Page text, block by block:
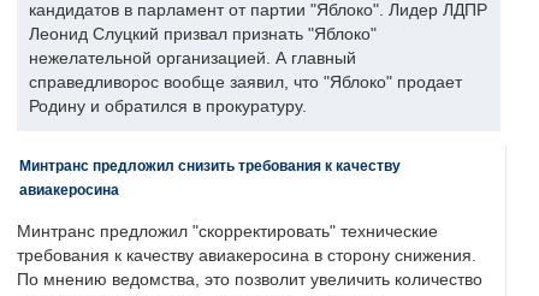
кандидатов в парламент от партии "Яблоко". Лидер ЛДПР
Леонид Слуцкий призвал признать "Яблоко"
нежелательной организацией. А главный
справедливорос вообще заявил, что "Яблоко" продает
Родину и обратился в прокуратуру.
Минтранс предложил снизить требования к качеству
авиакеросина
Минтранс предложил "скорректировать" технические
требования к качеству авиакеросина в сторону снижения.
По мнению ведомства, это позволит увеличить количество